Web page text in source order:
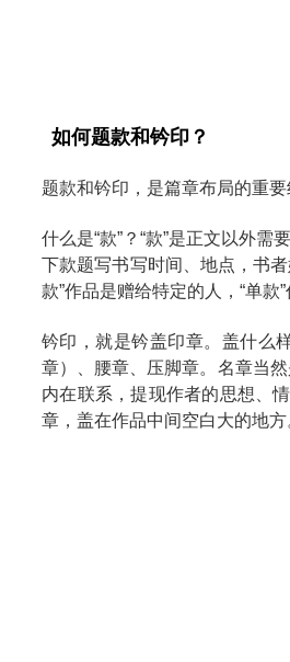
如何题款和钤印？
题款和钤印，是篇章布局的重
什么是“款”？“款”是正文以外需
下款题写书写时间、地点，书者
款”作品是赠给特定的人，“单款
钤印，就是钤盖印章。盖什么
章）、腰章、压脚章。名章当
内在联系，提现作者的思想、
章，盖在作品中间空白大的地